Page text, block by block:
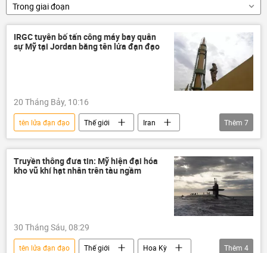
Trong giai đoạn
IRGC tuyên bố tấn công máy bay quân
sự Mỹ tại Jordan bằng tên lửa đạn đạo
20 Tháng Bảy, 10:16
tên lửa đạn đạo Thế giới
Iran
Xung đột Mỹ-Iran
Hoa Kỳ
Quân sự
Jordan
tấn công
eo biển Hormuz
Trung Đông
Thêm 7
Truyền thông đưa tin: Mỹ hiện đại hóa
kho vũ khí hạt nhân trên tàu ngầm
30 Tháng Sáu, 08:29
tên lửa đạn đạo Thế giới
Hoa Kỳ
Thêm 4